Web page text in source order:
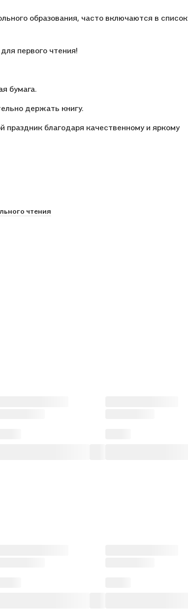
образования, часто включаются в список
первого чтения!
бумага.
держать книгу.
благодаря качественному и яркому
чтения